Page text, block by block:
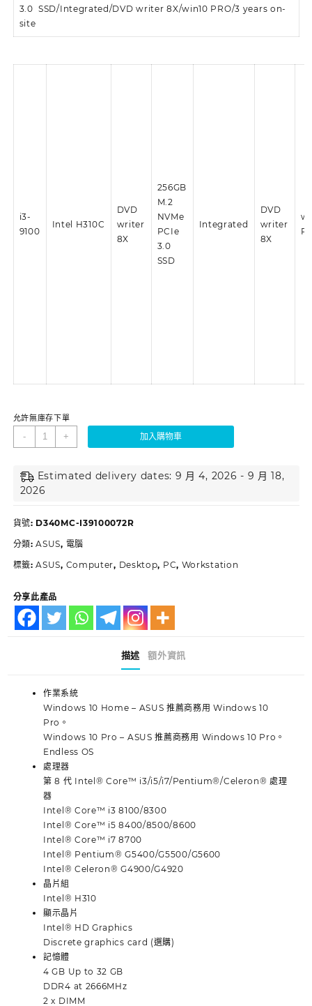
3.0 SSD/Integrated/DVD writer 8X/win10 PRO/3 years on-
site
i3-
9100
Intel H310C
DVD
writer
8X
256GB
M.2
NVMe
PCIe
3.0
SSD
Integrated
DVD
writer
8X
允許無庫存下單
- + 加入購物車
Estimated delivery dates: 9 月 4, 2026 - 9 月 18,
2026
貨號: D340MC-I39100072R
分類:ASUS, 電腦
標籤:ASUS, Computer, Desktop, PC, Workstation
分享此產品
描述 額外資訊
作業系統
Windows 10 Home – ASUS 推薦商務用 Windows 10
Pro。
Windows 10 Pro – ASUS 推薦商務用 Windows 10 Pro。
Endless OS
處理器
第 8 代 Intel® Core™ i3/i5/i7/Pentium®/Celeron® 處理
器
Intel® Core™ i3 8100/8300
Intel® Core™ i5 8400/8500/8600
Intel® Core™ i7 8700
Intel® Pentium® G5400/G5500/G5600
Intel® Celeron® G4900/G4920
晶片組
Intel® H310
顯示晶片
Intel® HD Graphics
Discrete graphics card (選購)
記憶體
4 GB Up to 32 GB
DDR4 at 2666MHz
2 x DIMM